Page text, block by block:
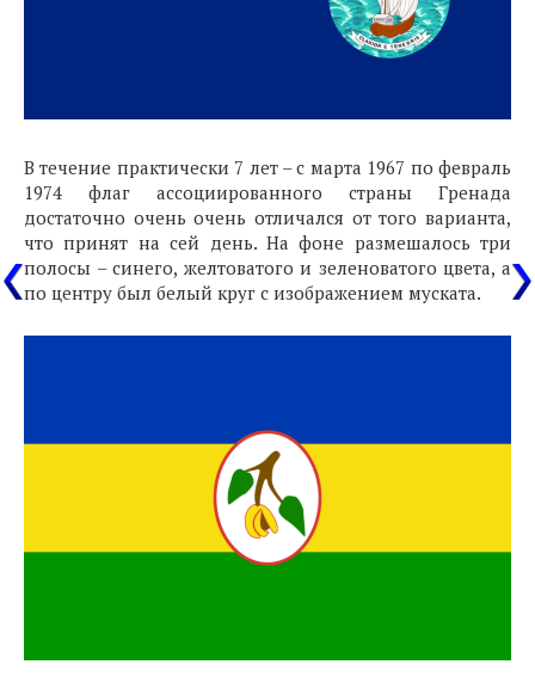
В течение практически 7 лет – с марта 1967 по февраль
1974 флаг ассоциированного страны Гренада
достаточно очень очень отличался от того варианта,
что принят на сей день. На фоне размешалось три
полосы – синего, желтоватого и зеленоватого цвета, а
по центру был белый круг с изображением муската.